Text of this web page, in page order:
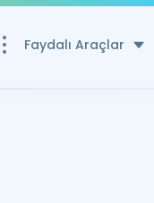
Faydalı Araçlar